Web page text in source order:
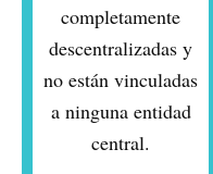
completamente
descentralizadas y
no están vinculadas
a ninguna entidad
central.